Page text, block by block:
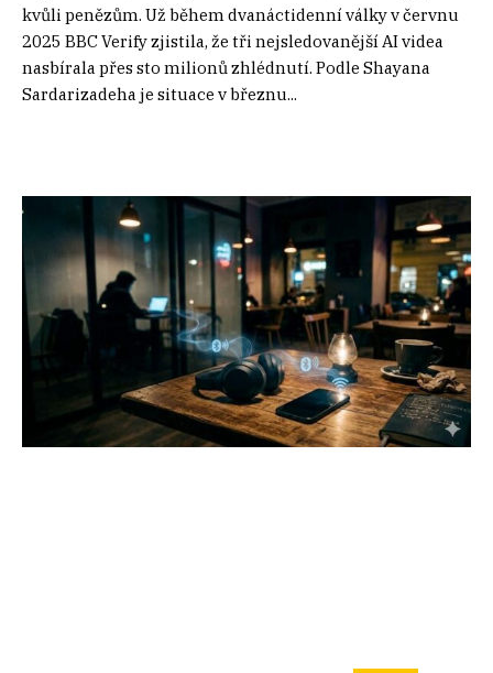
kvůli penězům. Už během dvanáctidenní války v červnu
2025 BBC Verify zjistila, že tři nejsledovanější AI videa
nasbírala přes sto milionů zhlédnutí. Podle Shayana
Sardarizadeha je situace v březnu...